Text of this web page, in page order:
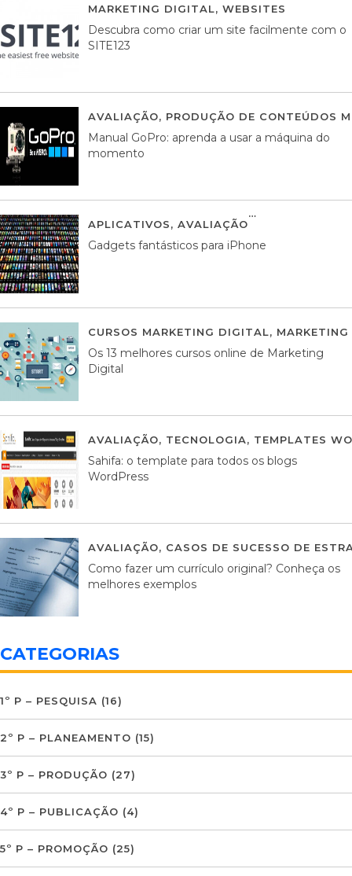
MARKETING DIGITAL, WEBSITES
Descubra como criar um site facilmente com o
SITE123
AVALIAÇÃO, PRODUÇÃO DE CONTEÚDOS
Manual GoPro: aprenda a usar a máquina do
momento
APLICATIVOS, AVALIAÇÃO
Gadgets fantásticos para iPhone
CURSOS MARKETING DIGITAL,
Os 13 melhores cursos online de Marketing
Digital
AVALIAÇÃO, TECNOLOGIA, TEMPLATES
Sahifa: o template para todos os blogs
WordPress
AVALIAÇÃO, CASOS DE SUCESSO DE
Como fazer um currículo original? Conheça os
melhores exemplos
CATEGORIAS
1º P – PESQUISA (16)
2º P – PLANEAMENTO (15)
3º P – PRODUÇÃO (27)
4º P – PUBLICAÇÃO (4)
5º P – PROMOÇÃO (25)